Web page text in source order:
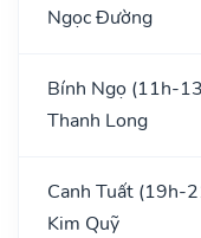
Ngọc Đường
Bính Ngọ (11h-
Thanh Long
Canh Tuất (19h-
Kim Quỹ